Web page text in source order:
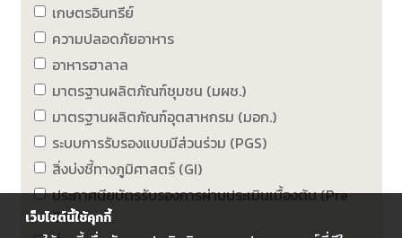
เกษตรอินทรีย์
ความปลอดภัยอาหาร
อาหารฮาลาล
มาตรฐานผลิตภัณฑ์ชุมชน (มผช.)
มาตรฐานผลิตภัณฑ์อุตสาหกรม (มอก.)
ระบบการรับรองแบบมีส่วนร่วม (PGS)
สิ่งบ่งชี้ทางภูมิศาสตร์ (GI)
ประกาศนียบัตรรับรองการผ่านประเมินเบื้องต้น (Pre
GAP)
เว็บไซต์นี้ใช้คุกกี้